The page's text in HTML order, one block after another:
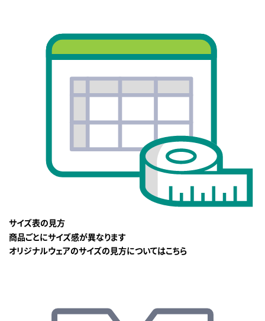
サイズ表の見方
商品ごとにサイズ感が異なります
オリジナルウェアのサイズの見方についてはこちら